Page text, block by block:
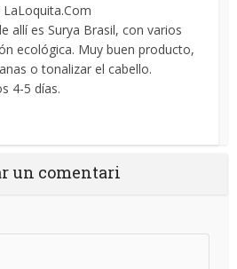
allí es Surya Brasil, con varios
ecológica. Muy buen producto,
o tonalizar el cabello.
4-5 días.
un comentari